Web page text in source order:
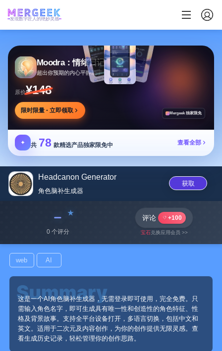
发现数字匠人的绝妙灵感
Moodra：情绪日记
超出你预期的内心平静助手
原价¥148
限时限量 · 立即领取 Mergeek 独家限免
✦ 共 78 款精选产品独家限免中 查看全部
Headcanon Generator
角色脑补生成器
获取
﹣
0 个评分
评论 +100
宝石兑换应用会员 >>
web AI
这是一个AI角色脑补生成器，无需登录即可使用，完全免费。只
需输入角色名字，即可生成具有唯一性和创造性的角色特征、性
格及背景故事。支持全平台设备打开，多语言切换，包括中文和
英文。适用于二次元及内容创作，为你的创作提供无限灵感。查
看生成历史记录，轻松管理你的创作思路。